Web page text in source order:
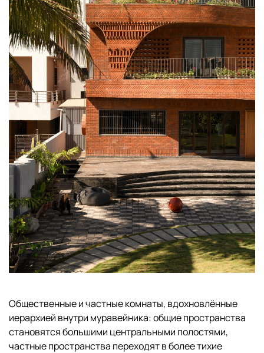
Общественные и частные комнаты, вдохновлённые
иерархией внутри муравейника: общие пространства
становятся большими центральными полостями,
частные пространства переходят в более тихие